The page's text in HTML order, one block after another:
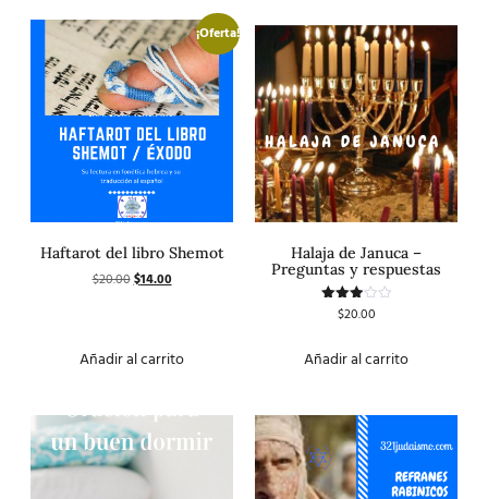
¡Oferta!
Haftarot del libro Shemot
$20.00$14.00
Añadir al carrito
Halaja de Januca –
Preguntas y respuestas
Valorado
de 5
$20.00
Añadir al carrito